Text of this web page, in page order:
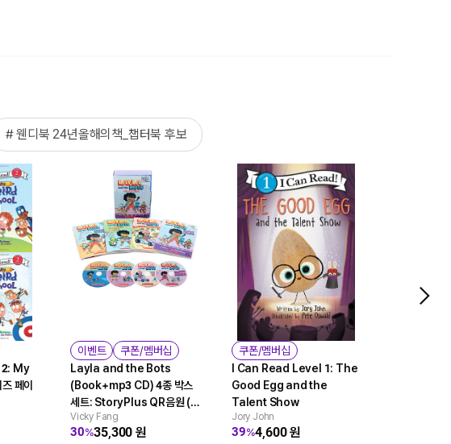
# 웬디북 24년올해의책_챕터북 후보
2: My
페이
이벤트
쿠폰/멤버십
Layla and the Bots
(Book+mp3 CD) 4종 박스
세트: StoryPlus QR음원 (A
Branches Book)
Vicky Fang
30%35,300원
쿠폰/멤버십
I Can Read Level 1: The
Good Egg and the
Talent Show
Jory John
39%4,600원